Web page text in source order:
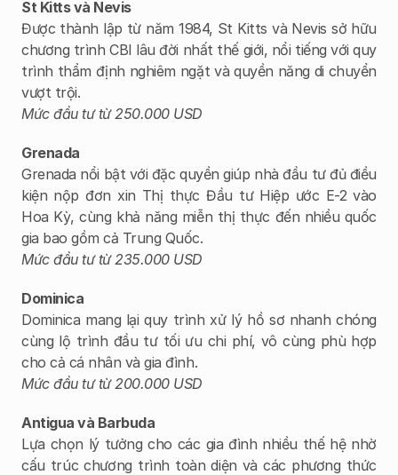
St Kitts và Nevis
Được thành lập từ năm 1984, St Kitts và Nevis sở hữu
chương trình CBI lâu đời nhất thế giới, nổi tiếng với quy
trình thẩm định nghiêm ngặt và quyền năng di chuyển
vượt trội.
Mức đầu tư từ 250.000 USD
Grenada
Grenada nổi bật với đặc quyền giúp nhà đầu tư đủ điều
kiện nộp đơn xin Thị thực Đầu tư Hiệp ước E-2 vào
Hoa Kỳ, cùng khả năng miễn thị thực đến nhiều quốc
gia bao gồm cả Trung Quốc.
Mức đầu tư từ 235.000 USD
Dominica
Dominica mang lại quy trình xử lý hồ sơ nhanh chóng
cùng lộ trình đầu tư tối ưu chi phí, vô cùng phù hợp
cho cả cá nhân và gia đình.
Mức đầu tư từ 200.000 USD
Antigua và Barbuda
Lựa chọn lý tưởng cho các gia đình nhiều thế hệ nhờ
cấu trúc chương trình toàn diện và các phương thức